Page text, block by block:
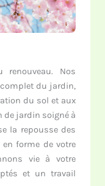
Nos
du jardin,
du sol et aux
de jardin soigné à
la repousse des
forme de votre
vie à votre
et un travail